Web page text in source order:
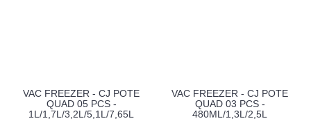
VAC FREEZER - CJ POTE
QUAD 05 PCS -
1L/1,7L/3,2L/5,1L/7,65L
VAC FREEZER - CJ POTE
QUAD 03 PCS -
480ML/1,3L/2,5L